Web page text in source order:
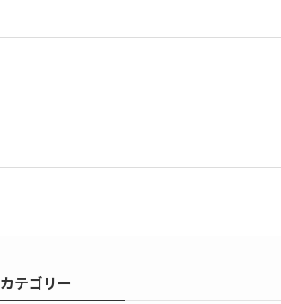
カテゴリー